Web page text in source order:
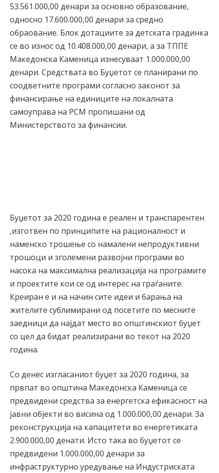
53.561.000,00 денари за основно образование,
односно 17.600.000,00 денари за средно
обраование. Блок дотациите за детската градинка
се во износ од 10.408.000,00 денари, а за ТППЕ
Македонска Каменица изнесуваат 1.000.000,00
денари. Средствата во Буџетот се планирани по
соодветните програми согласно законот за
финансирање на единиците на локалната
самоуправа на РСМ пропишани од
Министерството за финансии.
Буџетот за 2020 година е реален и транспарентен
,изготвен по принципите на рационалност и
наменско трошење со намалени непродуктивни
трошоци и зголемени развојни програми во
насока на максимална реализација на програмите
и проектите кои се од интерес на граѓаните.
Креиран е и на начин сите идеи и барања на
жителите сублимирани од посетите по месните
заедници да најдат место во општинскиот буџет
со цел да бидат реализирани во текот на 2020
година.
Со денес изгласаниот буџет за 2020 година, за
првпат во општина Македонска Каменица се
предвидени средства за енергетска ефикасност на
јавни објекти во висина од 1.000.000,00 денари. За
реконструкција на капацитети во енергетиката
2.900.000,00 денати. Исто така во буџетот се
предвидени 1.000.000,00 денари за
инфраструктурно уредување на Индустриската